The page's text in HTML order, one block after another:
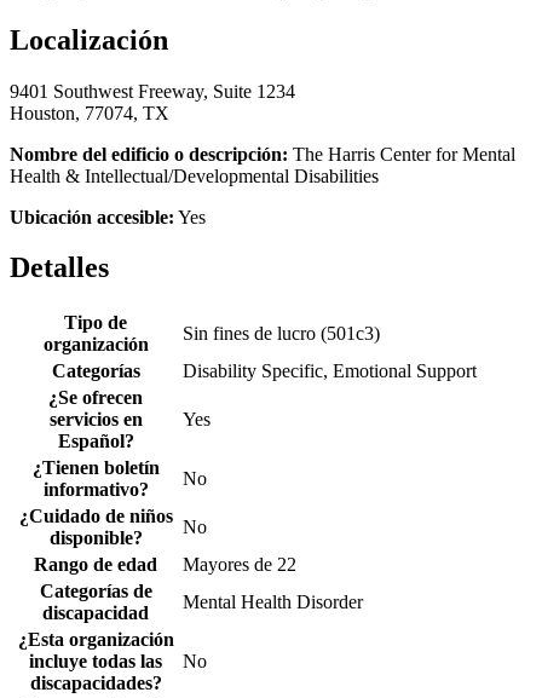
Localización
9401 Southwest Freeway, Suite 1234
Houston, 77074, TX
Nombre del edificio o descripción: The Harris Center for Mental
Health & Intellectual/Developmental Disabilities
Ubicación accesible: Yes
Detalles
Tipo de
organización
Sin fines de lucro (501c3)
Categorías
Disability Specific, Emotional Support
¿Se ofrecen
servicios en
Español?
Yes
¿Tienen boletín
informativo?
No
¿Cuidado de niños
disponible?
No
Rango de edad
Mayores de 22
Categorías de
discapacidad
Mental Health Disorder
¿Esta organización
incluye todas las
discapacidades?
No